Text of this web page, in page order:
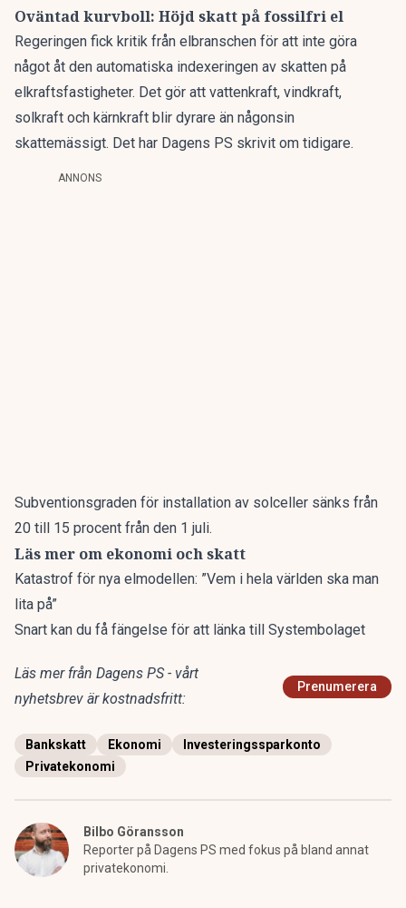
Oväntad kurvboll: Höjd skatt på fossilfri el
Regeringen fick kritik från elbranschen för att inte göra
något åt den automatiska indexeringen av skatten på
elkraftsfastigheter. Det gör att vattenkraft, vindkraft,
solkraft och kärnkraft blir dyrare än någonsin
skattemässigt. Det har Dagens PS skrivit om tidigare.
ANNONS
Subventionsgraden för installation av solceller sänks från
20 till 15 procent från den 1 juli.
Läs mer om ekonomi och skatt
Katastrof för nya elmodellen: ”Vem i hela världen ska man
lita på”
Snart kan du få fängelse för att länka till Systembolaget
Läs mer från Dagens PS - vårt
nyhetsbrev är kostnadsfritt:
Prenumerera
Bankskatt Ekonomi
Investeringssparkonto
Privatekonomi
Bilbo Göransson
Reporter på Dagens PS med fokus på bland annat
privatekonomi.